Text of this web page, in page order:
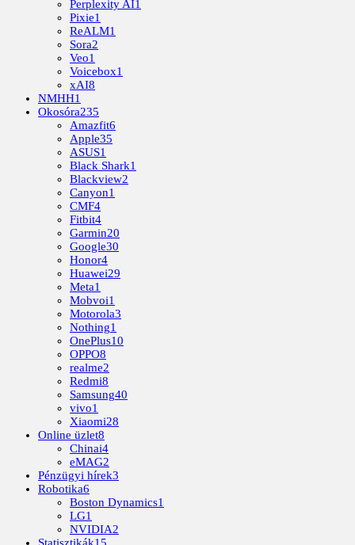
Perplexity AI1
Pixie1
ReALM1
Sora2
Veo1
Voicebox1
xAI8
NMHH1
Okosóra235
Amazfit6
Apple35
ASUS1
Black Shark1
Blackview2
Canyon1
CMF4
Fitbit4
Garmin20
Google30
Honor4
Huawei29
Meta1
Mobvoi1
Motorola3
Nothing1
OnePlus10
OPPO8
realme2
Redmi8
Samsung40
vivo1
Xiaomi28
Online üzlet8
Chinai4
eMAG2
Pénzügyi hírek3
Robotika6
Boston Dynamics1
LG1
NVIDIA2
Statisztikák15